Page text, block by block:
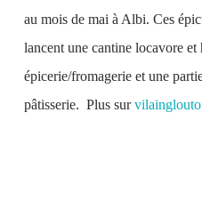
au mois de mai à Albi. Ces
lancent une cantine locavore
épicerie/fromagerie et une
pâtisserie. Plus sur